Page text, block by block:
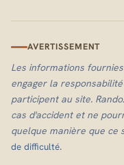
AVERTISSEMENT
Les informations
engager la
participent au site.
cas d'accident et ne
quelque manière que ce
de difficulté.